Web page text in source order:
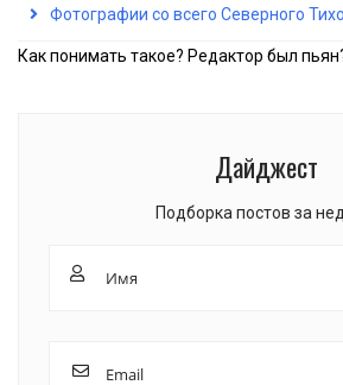
Фотографии со всего Северного
Как понимать такое? Редактор был
Дайджест
Подборка постов за